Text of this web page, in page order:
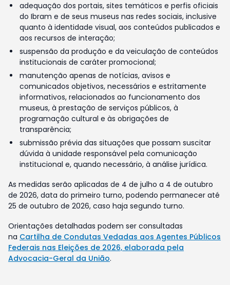
adequação dos portais, sites temáticos e perfis oficiais
do Ibram e de seus museus nas redes sociais, inclusive
quanto à identidade visual, aos conteúdos publicados e
aos recursos de interação;
suspensão da produção e da veiculação de conteúdos
institucionais de caráter promocional;
manutenção apenas de notícias, avisos e
comunicados objetivos, necessários e estritamente
informativos, relacionados ao funcionamento dos
museus, à prestação de serviços públicos, à
programação cultural e às obrigações de
transparência;
submissão prévia das situações que possam suscitar
dúvida à unidade responsável pela comunicação
institucional e, quando necessário, à análise jurídica.
As medidas serão aplicadas de 4 de julho a 4 de outubro
de 2026, data do primeiro turno, podendo permanecer até
25 de outubro de 2026, caso haja segundo turno.
Orientações detalhadas podem ser consultadas
na Cartilha de Condutas Vedadas aos Agentes Públicos
Federais nas Eleições de 2026, elaborada pela
Advocacia-Geral da União.